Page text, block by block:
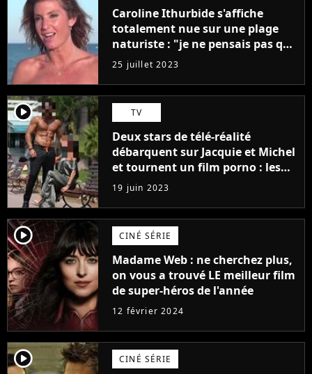
Caroline Ithurbide s'affiche
totalement nue sur une plage
naturiste : "je ne pensais pas que
j'arriverais à le faire..."
25 juillet 2023
player2 TV
Deux stars de télé-réalité
débarquent sur Jacquie et Michel
et tournent un film porno : les
premières images du tournage
(exclu)
19 juin 2023
player2 CINÉ SÉRIE
Madame Web : ne cherchez plus,
on vous a trouvé LE meilleur film
de super-héros de l'année
12 février 2024
player2 CINÉ SÉRIE